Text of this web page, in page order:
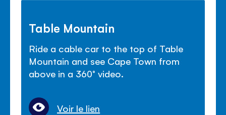
Table Mountain
Ride a cable car to the top of Table
Mountain and see Cape Town from
above in a 360° video.
Voir le lien